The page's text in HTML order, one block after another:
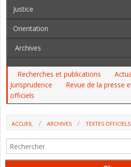
Justice
Orientation
Archives
Recherches et publications
Jurisprudence
Revue de la presse
officiels
ACCUEIL ARCHIVES
TEXTES OFFICIELS
D'ART